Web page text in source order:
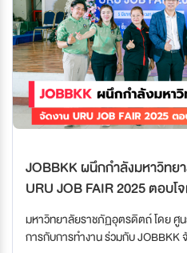
JOBBKK ผนึกกำลังมหาวิท
URU JOB FAIR 2025 ตอบ
มหาวิทยาลัยราชภัฏอุตรดิตถ์ โดย
การกับการทำงาน ร่วมกับ JOBBKK